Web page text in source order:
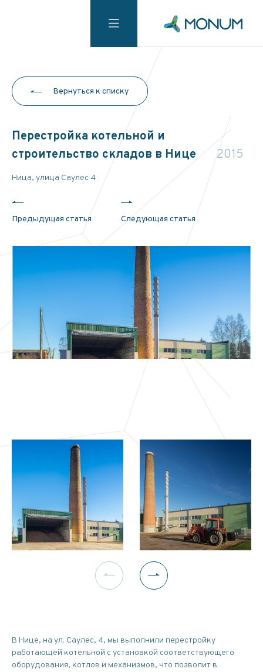
Вернуться к списку
Перестройка котельной и
строительство складов в Нице
2015
Ницa, улица Саулес 4
Предыдущая статья Следующая статья
В Нице, на ул. Саулес, 4, мы выполнили перестройку
работающей котельной с установкой соответствующего
оборудования, котлов и механизмов, что позволит в